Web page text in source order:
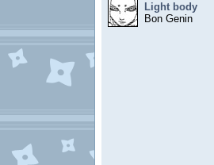
Light body
Bon Genin